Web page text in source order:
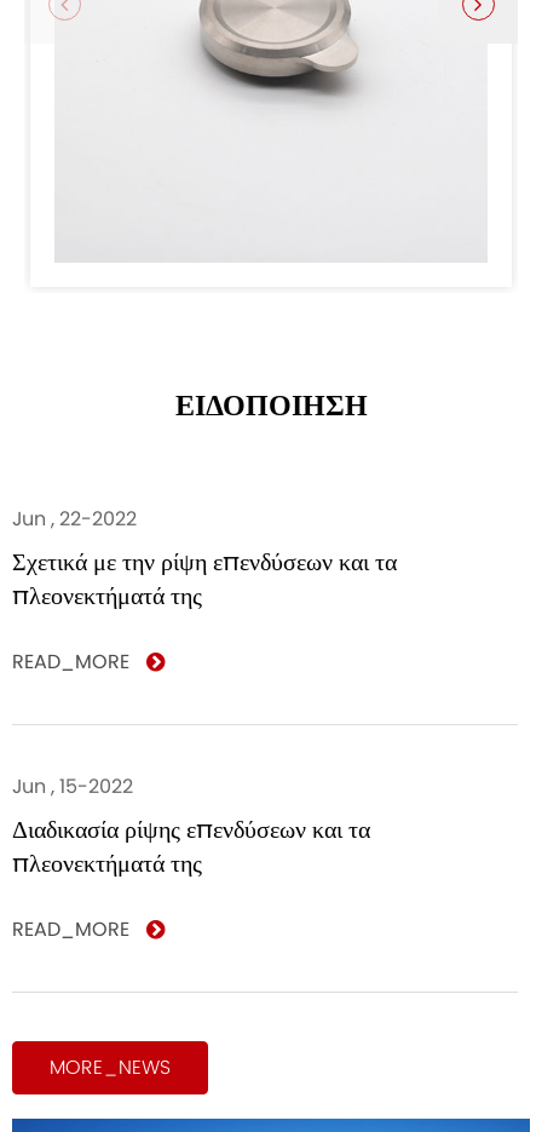
ΕΙΔΟΠΟΙΗΣΗ
Jun , 22-2022
Σχετικά με την ρίψη επενδύσεων και τα
πλεονεκτήματά της
READ_MORE
Jun , 15-2022
Διαδικασία ρίψης επενδύσεων και τα
πλεονεκτήματά της
READ_MORE
MORE_NEWS